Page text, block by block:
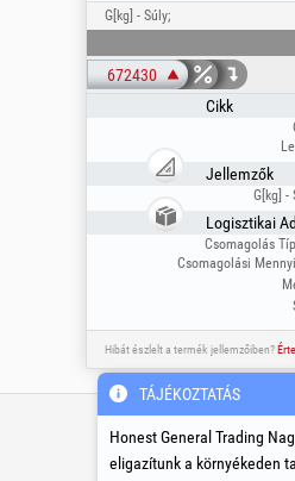
G[kg] - Súly;
672430
Cikk
Jellemzők
G[kg] -
Logisztikai
Csomagolás
Csomagolási
Hibát észlelt a termék jellemzőiben?
TÁJÉKOZTATÁS
Honest General Trading
eligazítunk a környékeden